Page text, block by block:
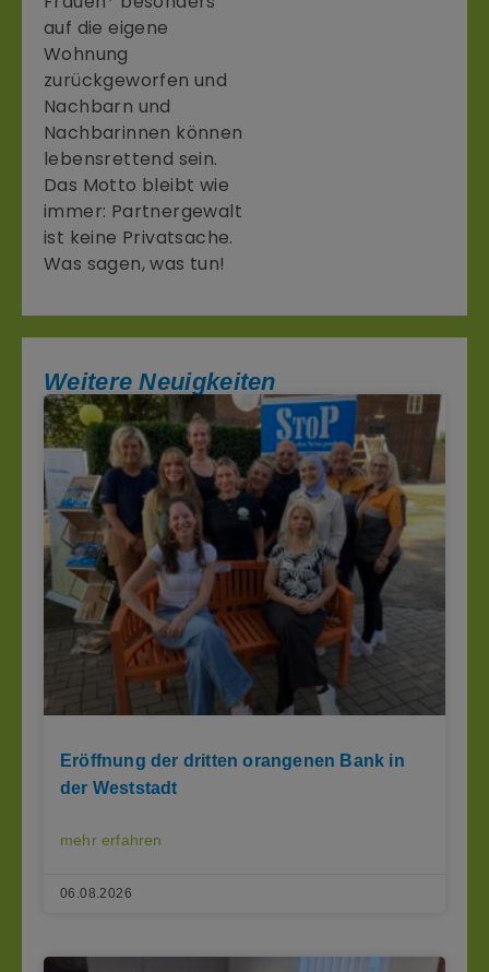
auf die eigene
Wohnung
zurückgeworfen und
Nachbarn und
Nachbarinnen können
lebensrettend sein.
Das Motto bleibt wie
immer: Partnergewalt
ist keine Privatsache.
Was sagen, was tun!
Weitere Neuigkeiten
Eröffnung der dritten orangenen Bank in
der Weststadt
mehr erfahren
06.08.2026